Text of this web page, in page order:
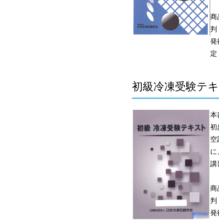
商
発
初級冷凍受験テ
本
初
空
に
講
商
発